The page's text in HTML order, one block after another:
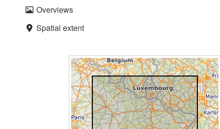
Overviews
Spatial extent